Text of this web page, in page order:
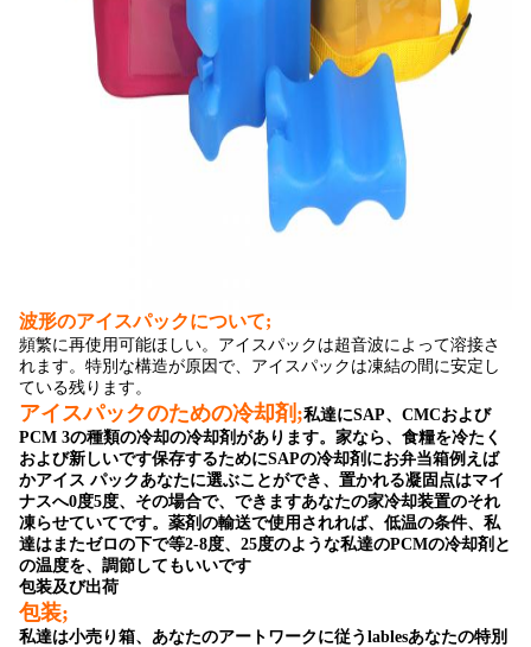
波形のアイスパックについて;
頻繁に再使用可能ほしい。アイスパックは超音波によって溶接さ
れます。特別な構造が原因で、アイスパックは凍結の間に安定し
ている残ります。
アイスパックのための冷却剤;私達にSAP、CMCおよび
PCM 3の種類の冷却の冷却剤があります。家なら、食糧を冷たく
および新しいです保存するためにSAPの冷却剤にお弁当箱例えば
かアイス パックあなたに選ぶことができ、置かれる凝固点はマイ
ナスへ0度5度、その場合で、できますあなたの家冷却装置のそれ
凍らせていてです。薬剤の輸送で使用されれば、低温の条件、私
達はまたゼロの下で等2-8度、25度のような私達のPCMの冷却剤と
の温度を、調節してもいいです
包装及び出荷
包装;
私達は小売り箱、あなたのアートワークに従うlablesあなたの特別